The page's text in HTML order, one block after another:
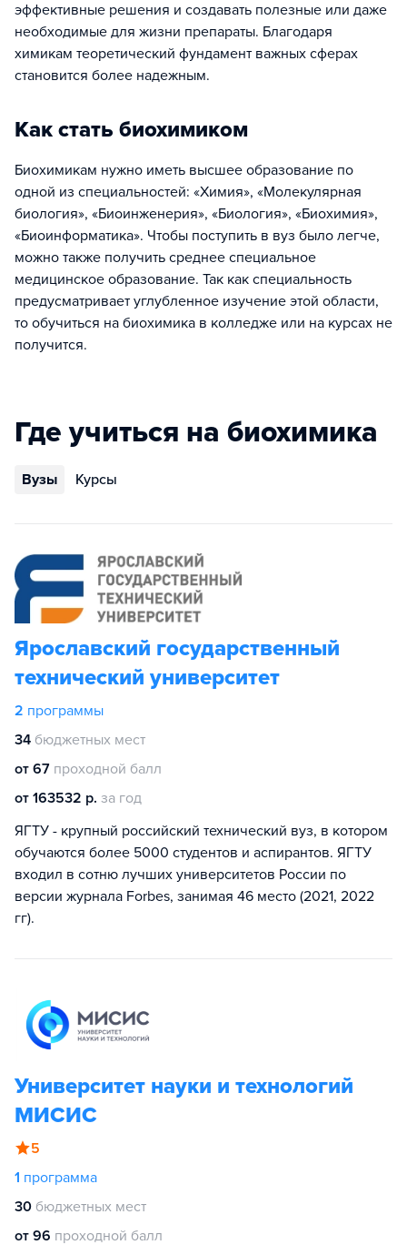
эффективные решения и создавать полезные или даже
необходимые для жизни препараты. Благодаря
химикам теоретический фундамент важных сферах
становится более надежным.
Как стать биохимиком
Биохимикам нужно иметь высшее образование по
одной из специальностей: «Химия», «Молекулярная
биология», «Биоинженерия», «Биология», «Биохимия»,
«Биоинформатика». Чтобы поступить в вуз было легче,
можно также получить среднее специальное
медицинское образование. Так как специальность
предусматривает углубленное изучение этой области,
то обучиться на биохимика в колледже или на курсах не
получится.
Где учиться на биохимика
Вузы Курсы
Ярославский государственный
технический университет
2 программы
34 бюджетных мест
от 67 проходной балл
от 163532 р. за год
ЯГТУ - крупный российский технический вуз, в котором
обучаются более 5000 студентов и аспирантов. ЯГТУ
входил в сотню лучших университетов России по
версии журнала Forbes, занимая 46 место (2021, 2022
гг).
Университет науки и технологий
МИСИС
5
1 программа
30 бюджетных мест
от 96 проходной балл